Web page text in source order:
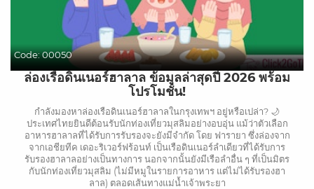
Code:00050
ล่องเรือดินเนอร์ฮาลาล ข้อมูลล่าสุดปี 2026 พร้อม
โปรโมชั่น!
กำลังมองหาล่องเรือดินเนอร์ฮาลาลในกรุงเทพฯ อยู่หรือเปล่า? 🌙
ประเทศไทยยินดีต้อนรับนักท่องเที่ยวมุสลิมอย่างอบอุ่น แม้ว่าตัวเลือก
อาหารฮาลาลที่ได้รับการรับรองจะยังมีจำกัด โดย ฟารายา ซึ่งล่องจาก
จากเอชียทีค เดอะริเวอร์ฟร้อนท์ เป็นเรือดินเนอร์ลำเดียวที่ได้รับการ
รับรองฮาลาลอย่างเป็นทางการ นอกจากนั้นยังมีเรือลำอื่น ๆ ที่เป็นมิตร
กับนักท่องเที่ยวมุสลิม (ไม่มีหมูในรายการอาหาร แต่ไม่ได้รับรองฮา
ลาล) ตลอดเส้นทางแม่น้ำเจ้าพระยา